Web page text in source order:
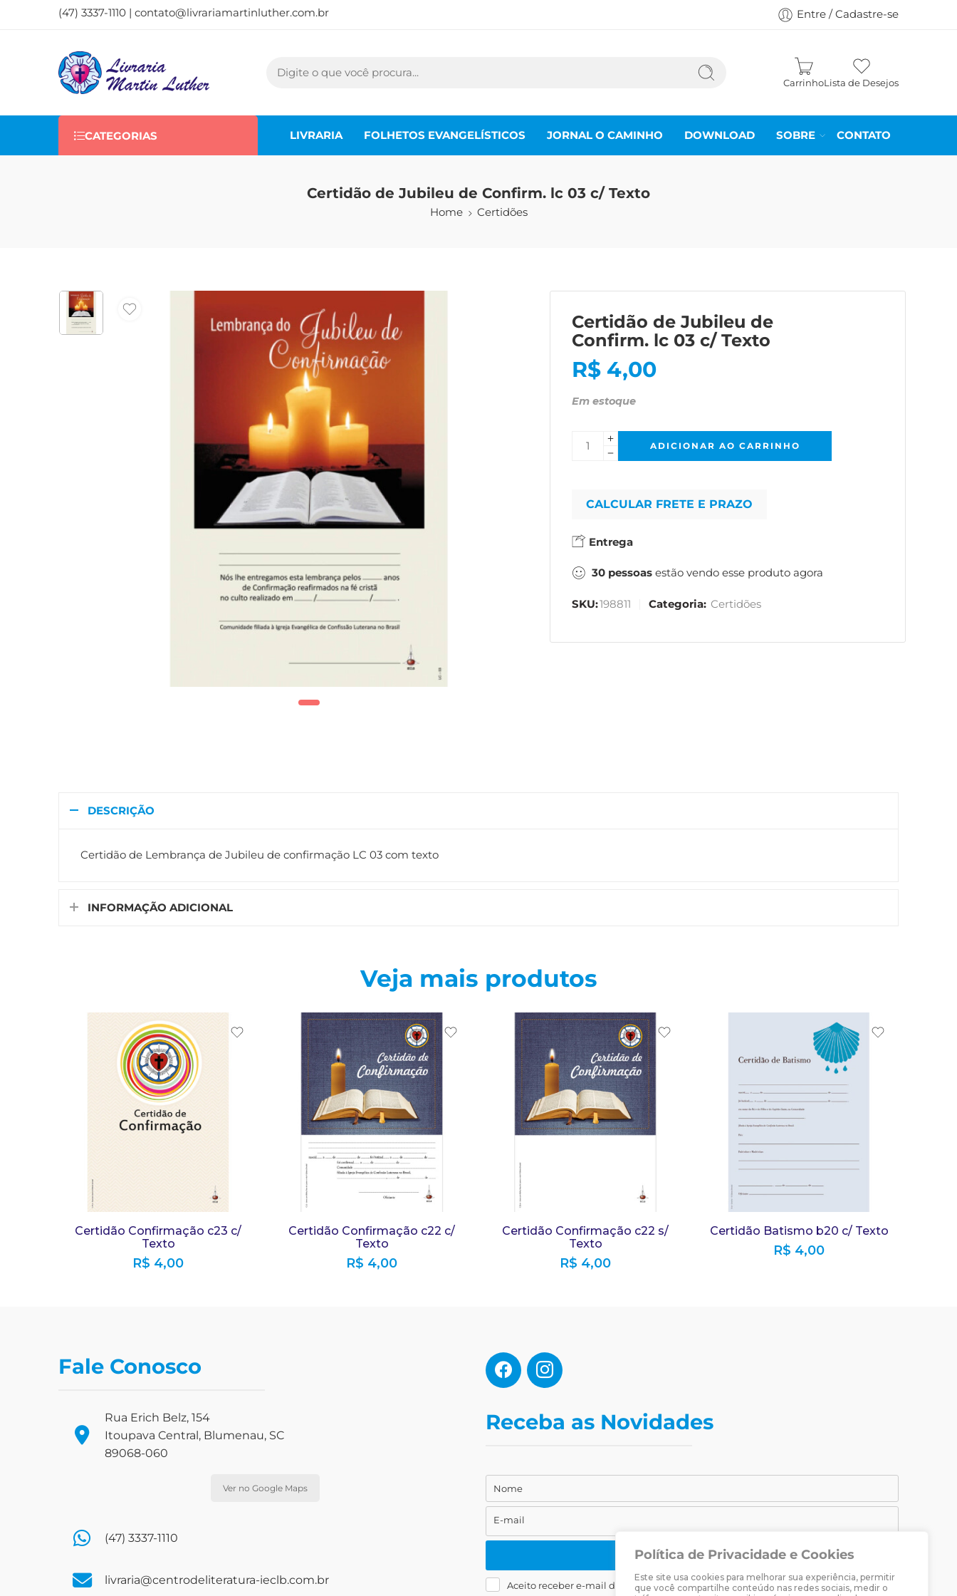
Política de Privacidade e Cookies
Este site usa cookies para melhorar sua experiência, permitir
que você compartilhe conteúdo nas redes sociais, medir o
(47) 3337-1110 | contato@livrariamartinluther.com.br Entre / Cadastre-se
CarrinhoLista de Desejos
CATEGORIAS LIVRARIA FOLHETOS EVANGELÍSTICOS JORNAL O CAMINHO DOWNLOAD SOBRE CONTATO
Certidão de Jubileu de Confirm. lc 03 c/ Texto
Home Certidões
Certidão de Jubileu de
Confirm. lc 03 c/ Texto
R$ 4,00
Em estoque
ADICIONAR AO CARRINHO
CALCULAR FRETE E PRAZO
Entrega
30 pessoas estão vendo esse produto agora
SKU:198811 Categoria: Certidões
DESCRIÇÃO
Certidão de Lembrança de Jubileu de confirmação LC 03 com texto
INFORMAÇÃO ADICIONAL
Veja mais produtos
Certidão Confirmação c23 c/
Texto
R$ 4,00
Certidão Confirmação c22 c/
Texto
R$ 4,00
Certidão Confirmação c22 s/
Texto
R$ 4,00
Certidão Batismo b20 c/ Texto
R$ 4,00
Fale Conosco
Rua Erich Belz, 154
Itoupava Central, Blumenau, SC
89068-060
Ver no Google Maps
(47) 3337-1110
livraria@centrodeliteratura-ieclb.com.br
Receba as Novidades
Nome
Nome
E-
mail
E-mail
CADASTRAR-SE
Aceito receber e-mail da Livraria Martin Luther.